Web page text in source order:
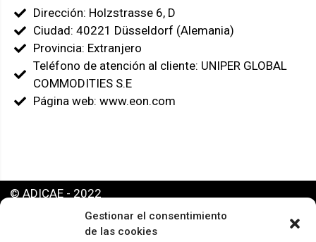
Gestionar el consentimiento
de las cookies
Dirección: Holzstrasse 6, D
Ciudad: 40221 Düsseldorf (Alemania)
Provincia: Extranjero
Teléfono de atención al cliente: UNIPER GLOBAL
COMMODITIES S.E
Página web: www.eon.com
© ADICAE - 2022